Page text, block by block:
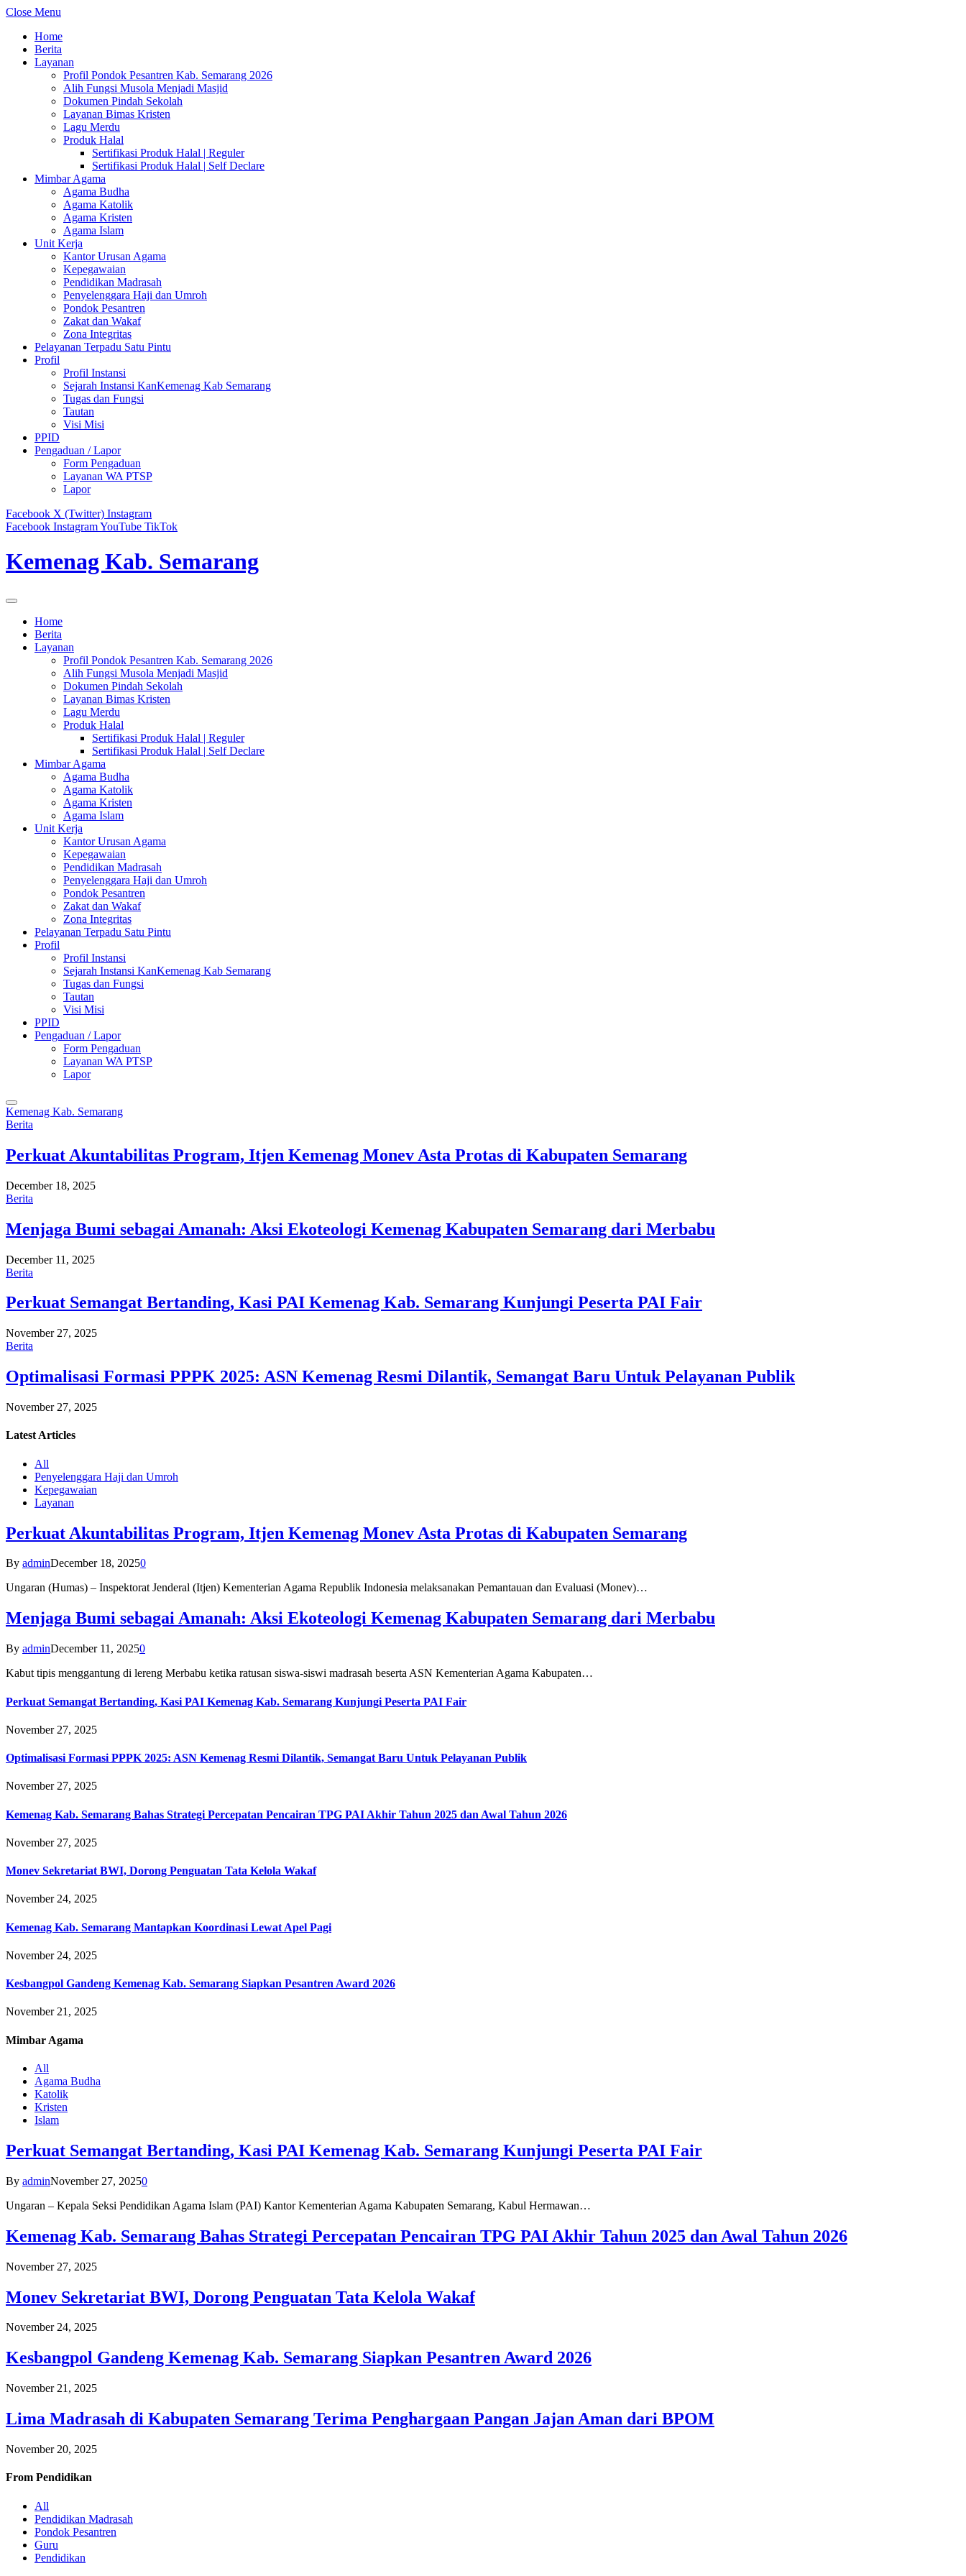
Close Menu
Home
Berita
Layanan
Profil Pondok Pesantren Kab. Semarang 2026
Alih Fungsi Musola Menjadi Masjid
Dokumen Pindah Sekolah
Layanan Bimas Kristen
Lagu Merdu
Produk Halal
Sertifikasi Produk Halal | Reguler
Sertifikasi Produk Halal | Self Declare
Mimbar Agama
Agama Budha
Agama Katolik
Agama Kristen
Agama Islam
Unit Kerja
Kantor Urusan Agama
Kepegawaian
Pendidikan Madrasah
Penyelenggara Haji dan Umroh
Pondok Pesantren
Zakat dan Wakaf
Zona Integritas
Pelayanan Terpadu Satu Pintu
Profil
Profil Instansi
Sejarah Instansi KanKemenag Kab Semarang
Tugas dan Fungsi
Tautan
Visi Misi
PPID
Pengaduan / Lapor
Form Pengaduan
Layanan WA PTSP
Lapor
Facebook X (Twitter) Instagram
Facebook InstagramYouTube TikTok
Kemenag Kab. Semarang
Home
Berita
Layanan
Profil Pondok Pesantren Kab. Semarang 2026
Alih Fungsi Musola Menjadi Masjid
Dokumen Pindah Sekolah
Layanan Bimas Kristen
Lagu Merdu
Produk Halal
Sertifikasi Produk Halal | Reguler
Sertifikasi Produk Halal | Self Declare
Mimbar Agama
Agama Budha
Agama Katolik
Agama Kristen
Agama Islam
Unit Kerja
Kantor Urusan Agama
Kepegawaian
Pendidikan Madrasah
Penyelenggara Haji dan Umroh
Pondok Pesantren
Zakat dan Wakaf
Zona Integritas
Pelayanan Terpadu Satu Pintu
Profil
Profil Instansi
Sejarah Instansi KanKemenag Kab Semarang
Tugas dan Fungsi
Tautan
Visi Misi
PPID
Pengaduan / Lapor
Form Pengaduan
Layanan WA PTSP
Lapor
Kemenag Kab. Semarang
Berita
Perkuat Akuntabilitas Program, Itjen Kemenag Monev Asta Protas di Kabupaten Semarang
December 18, 2025
Berita
Menjaga Bumi sebagai Amanah: Aksi Ekoteologi Kemenag Kabupaten Semarang dari Merbabu
December 11, 2025
Berita
Perkuat Semangat Bertanding, Kasi PAI Kemenag Kab. Semarang Kunjungi Peserta PAI Fair
November 27, 2025
Berita
Optimalisasi Formasi PPPK 2025: ASN Kemenag Resmi Dilantik, Semangat Baru Untuk Pelayanan Publik
November 27, 2025
Latest Articles
All
Penyelenggara Haji dan Umroh
Kepegawaian
Layanan
Perkuat Akuntabilitas Program, Itjen Kemenag Monev Asta Protas di Kabupaten Semarang
By adminDecember 18, 20250
Ungaran (Humas) – Inspektorat Jenderal (Itjen) Kementerian Agama Republik Indonesia melaksanakan Pemantauan dan Evaluasi (Monev)…
Menjaga Bumi sebagai Amanah: Aksi Ekoteologi Kemenag Kabupaten Semarang dari Merbabu
By adminDecember 11, 20250
Kabut tipis menggantung di lereng Merbabu ketika ratusan siswa-siswi madrasah beserta ASN Kementerian Agama Kabupaten…
Perkuat Semangat Bertanding, Kasi PAI Kemenag Kab. Semarang Kunjungi Peserta PAI Fair
November 27, 2025
Optimalisasi Formasi PPPK 2025: ASN Kemenag Resmi Dilantik, Semangat Baru Untuk Pelayanan Publik
November 27, 2025
Kemenag Kab. Semarang Bahas Strategi Percepatan Pencairan TPG PAI Akhir Tahun 2025 dan Awal Tahun 2026
November 27, 2025
Monev Sekretariat BWI, Dorong Penguatan Tata Kelola Wakaf
November 24, 2025
Kemenag Kab. Semarang Mantapkan Koordinasi Lewat Apel Pagi
November 24, 2025
Kesbangpol Gandeng Kemenag Kab. Semarang Siapkan Pesantren Award 2026
November 21, 2025
Mimbar Agama
All
Agama Budha
Katolik
Kristen
Islam
Perkuat Semangat Bertanding, Kasi PAI Kemenag Kab. Semarang Kunjungi Peserta PAI Fair
By adminNovember 27, 20250
Ungaran – Kepala Seksi Pendidikan Agama Islam (PAI) Kantor Kementerian Agama Kabupaten Semarang, Kabul Hermawan…
Kemenag Kab. Semarang Bahas Strategi Percepatan Pencairan TPG PAI Akhir Tahun 2025 dan Awal Tahun 2026
November 27, 2025
Monev Sekretariat BWI, Dorong Penguatan Tata Kelola Wakaf
November 24, 2025
Kesbangpol Gandeng Kemenag Kab. Semarang Siapkan Pesantren Award 2026
November 21, 2025
Lima Madrasah di Kabupaten Semarang Terima Penghargaan Pangan Jajan Aman dari BPOM
November 20, 2025
From Pendidikan
All
Pendidikan Madrasah
Pondok Pesantren
Guru
Pendidikan